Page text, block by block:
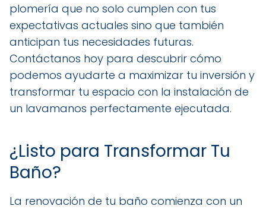
plomería que no solo cumplen con tus
expectativas actuales sino que también
anticipan tus necesidades futuras.
Contáctanos hoy para descubrir cómo
podemos ayudarte a maximizar tu inversión y
transformar tu espacio con la instalación de
un lavamanos perfectamente ejecutada.
¿Listo para Transformar Tu
Baño?
La renovación de tu baño comienza con un